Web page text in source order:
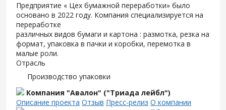
Предприятие « Цех бумажной переработки» было
основано в 2022 году. Компания специализируется на
переработке
различных видов бумаги и картона : размотка, резка на
формат, упаковка в пачки и коробки, перемотка в
малые роли.
Отрасль
Производство упаковки
Компания "Авалон" ("Триада лейбл")
Описание проекта Отзыв Пресс-релиз О компании